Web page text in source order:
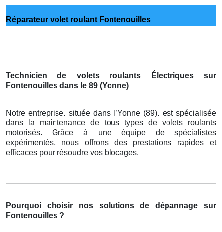
Réparateur volet roulant Fontenouilles
Technicien de volets roulants Électriques sur
Fontenouilles dans le 89 (Yonne)
Notre entreprise, située dans l’Yonne (89), est spécialisée
dans la maintenance de tous types de volets roulants
motorisés. Grâce à une équipe de spécialistes
expérimentés, nous offrons des prestations rapides et
efficaces pour résoudre vos blocages.
Pourquoi choisir nos solutions de dépannage sur
Fontenouilles ?